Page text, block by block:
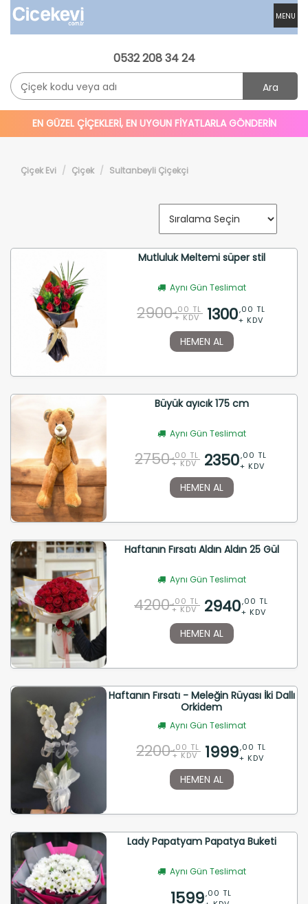
MENU
0532 208 34 24
Ara
EN GÜZEL ÇİÇEKLERİ, EN UYGUN FİYATLARLA GÖNDERİN
Çiçek Evi Çiçek Sultanbeyli Çiçekçi
Mutluluk Meltemi süper stil
Aynı Gün Teslimat
2900 ,00 TL
+ KDV 1300,00 TL
+ KDV
HEMEN AL
Büyük ayıcık 175 cm
Aynı Gün Teslimat
2750 ,00 TL
+ KDV 2350,00 TL
+ KDV
HEMEN AL
Haftanın Fırsatı Aldın Aldın 25 Gül
Aynı Gün Teslimat
4200 ,00 TL
+ KDV 2940,00 TL
+ KDV
HEMEN AL
Haftanın Fırsatı - Meleğin Rüyası İki Dallı
Orkidem
Aynı Gün Teslimat
2200 ,00 TL
+ KDV 1999,00 TL
+ KDV
HEMEN AL
Lady Papatyam Papatya Buketi
Aynı Gün Teslimat
1599,00 TL